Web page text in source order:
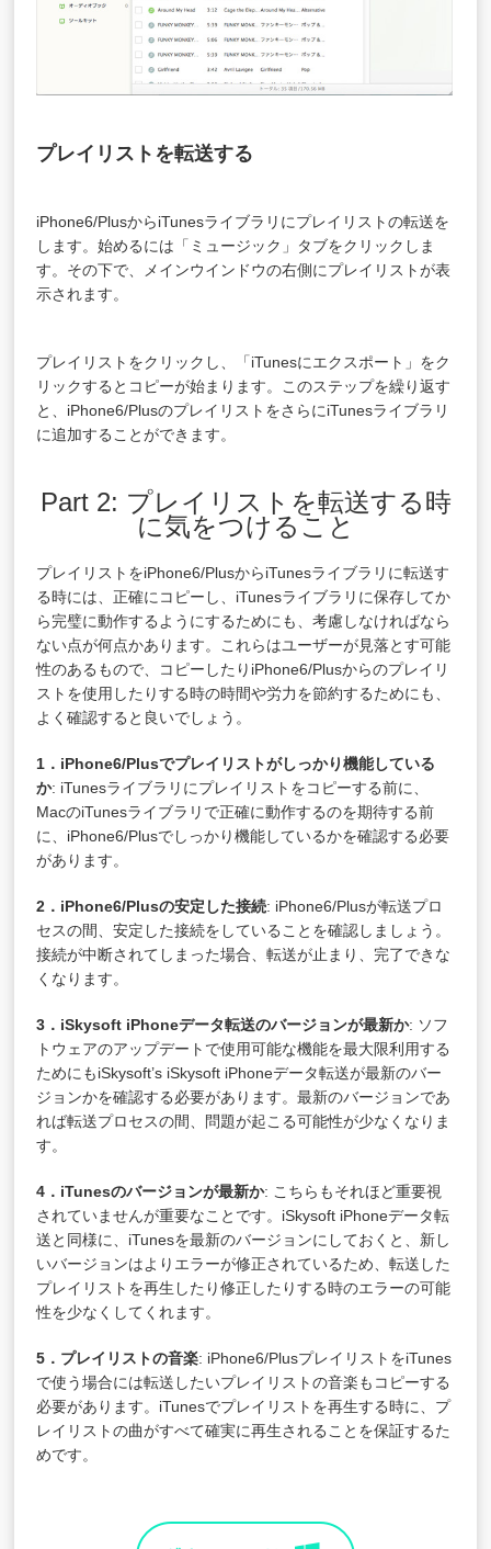
プレイリストを転送する
iPhone6/PlusからiTunesライブラリにプレイリストの転送を
します。始めるには「ミュージック」タブをクリックしま
す。その下で、メインウインドウの右側にプレイリストが表
示されます。
プレイリストをクリックし、「iTunesにエクスポート」をク
リックするとコピーが始まります。このステップを繰り返す
と、iPhone6/PlusのプレイリストをさらにiTunesライブラリ
に追加することができます。
Part 2: プレイリストを転送する時
に気をつけること
プレイリストをiPhone6/PlusからiTunesライブラリに転送す
る時には、正確にコピーし、iTunesライブラリに保存してか
ら完璧に動作するようにするためにも、考慮しなければなら
ない点が何点かあります。これらはユーザーが見落とす可能
性のあるもので、コピーしたりiPhone6/Plusからのプレイリ
ストを使用したりする時の時間や労力を節約するためにも、
よく確認すると良いでしょう。
1．iPhone6/Plusでプレイリストがしっかり機能している
か: iTunesライブラリにプレイリストをコピーする前に、
MacのiTunesライブラリで正確に動作するのを期待する前
に、iPhone6/Plusでしっかり機能しているかを確認する必要
があります。
2．iPhone6/Plusの安定した接続: iPhone6/Plusが転送プロ
セスの間、安定した接続をしていることを確認しましょう。
接続が中断されてしまった場合、転送が止まり、完了できな
くなります。
3．iSkysoft iPhoneデータ転送のバージョンが最新か: ソフ
トウェアのアップデートで使用可能な機能を最大限利用する
ためにもiSkysoft’s iSkysoft iPhoneデータ転送が最新のバー
ジョンかを確認する必要があります。最新のバージョンであ
れば転送プロセスの間、問題が起こる可能性が少なくなりま
す。
4．iTunesのバージョンが最新か: こちらもそれほど重要視
されていませんが重要なことです。iSkysoft iPhoneデータ転
送と同様に、iTunesを最新のバージョンにしておくと、新し
いバージョンはよりエラーが修正されているため、転送した
プレイリストを再生したり修正したりする時のエラーの可能
性を少なくしてくれます。
5．プレイリストの音楽: iPhone6/PlusプレイリストをiTunes
で使う場合には転送したいプレイリストの音楽もコピーする
必要があります。iTunesでプレイリストを再生する時に、プ
レイリストの曲がすべて確実に再生されることを保証するた
めです。